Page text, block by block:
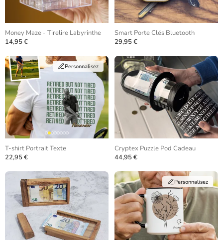
Money Maze - Tirelire Labyrinthe
14,95 €
Smart Porte Clés Bluetooth
29,95 €
Personnalisez
T-shirt Portrait Texte
22,95 €
Cryptex Puzzle Pod Cadeau
44,95 €
Personnalisez